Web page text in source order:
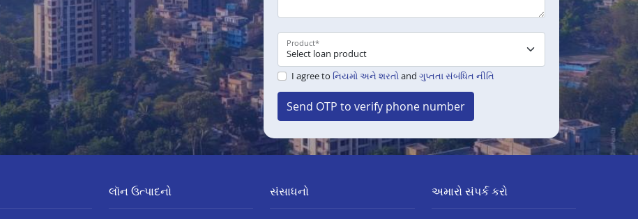
Product*
I agree to નિયમો અને શરતો and ગુપ્તતા સંબંધિત નીતિ
Send OTP to verify phone number
લૉન ઉત્પાદનો સંસાધનો અમારો સંપર્ક કરો